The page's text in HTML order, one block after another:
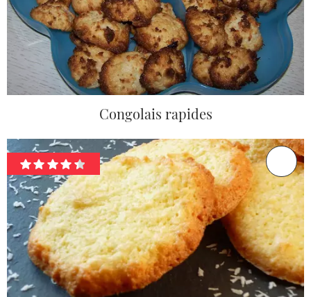
Congolais rapides